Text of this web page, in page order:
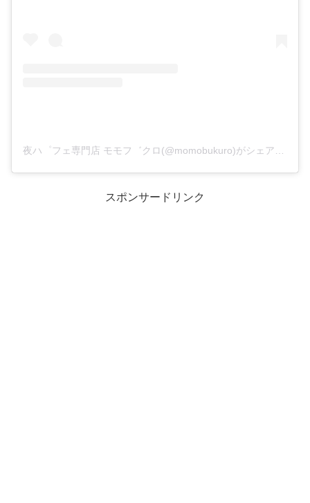
スポンサードリンク